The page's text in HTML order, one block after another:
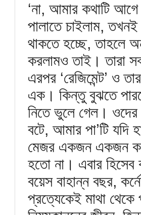
‘না, আমার কথাটি
পালাতে চাইলাম,
থাকতে হচ্ছে, তাহলে
করলামও তাই। তারা
এরপর ‘রেজিমেন্ট’ ও
এক। কিন্তু বুঝতে
নিতে ভুলে গেল। ওদের
বটে, আমার পা’টি যদি
মেজর একজন একজন
হতো না। এবার হিসেব
বয়েস বাহান্ন বছর,
প্রত্যেকেই মাথা